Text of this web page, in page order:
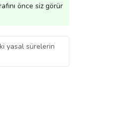
önce siz görür
yasal sürelerin